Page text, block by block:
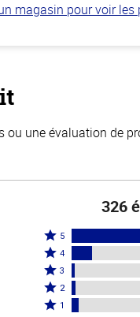
magasin pour voir les
ou une évaluation de
326
Coté
5
étoiles
par
80 %
5
Coté
4
étoiles
par
4
Coté
3
étoiles
3
Coté
2
2
Coté1